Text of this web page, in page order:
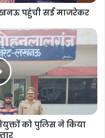
पहुंची सई माजरेकर
को पुलिस ने किया